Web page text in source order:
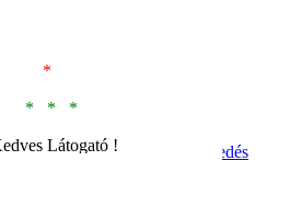
Farmeranyag Nagykereskedés
*
* * *
Látogató !